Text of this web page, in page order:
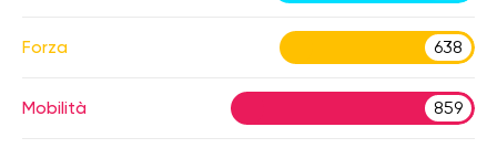
Forza 638
Mobilità 859